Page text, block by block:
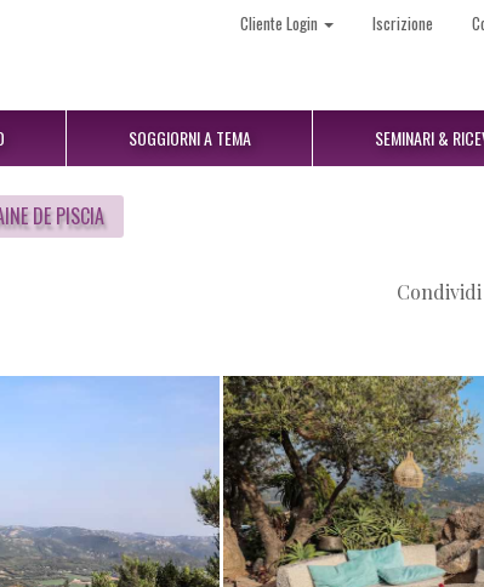
Cliente Login Iscrizione
SOGGIORNI A TEMA SEMINARI &
DE PISCIA
Condividi